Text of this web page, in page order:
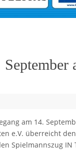
am 14.
e.V. überreicht
Spielmannszug IN